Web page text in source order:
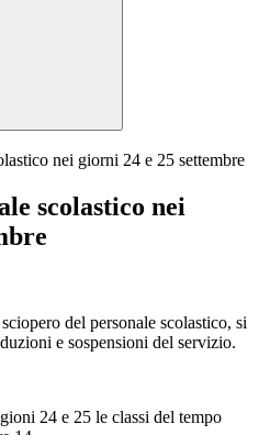
nei giorni 24 e 25 settembre
scolastico nei
del personale scolastico, si
e sospensioni del servizio.
24 e 25 le classi del tempo